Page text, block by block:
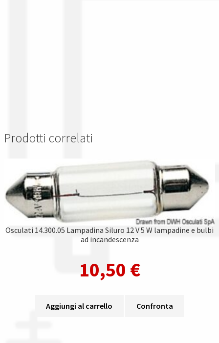
Prodotti correlati
Osculati 14.300.05 Lampadina Siluro 12 V 5 W lampadine e bulbi
ad incandescenza
10,50 €
Aggiungi al carrello Confronta